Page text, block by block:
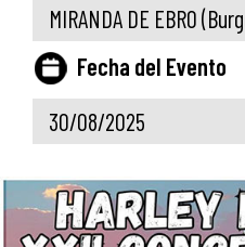
MIRANDA DE EBRO
Fecha del Evento
30/08/2025